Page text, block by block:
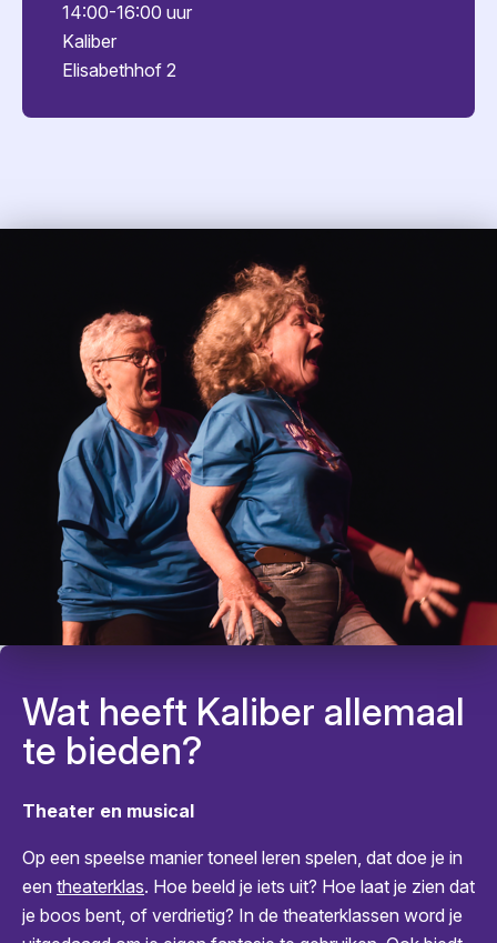
14:00-16:00 uur
Kaliber
Elisabethhof 2
Wat heeft Kaliber allemaal
te bieden?
Theater en musical
Op een speelse manier toneel leren spelen, dat doe je in
een theaterklas. Hoe beeld je iets uit? Hoe laat je zien dat
je boos bent, of verdrietig? In de theaterklassen word je